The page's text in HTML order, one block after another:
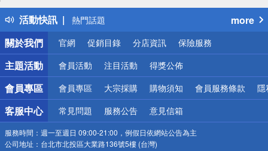
活動快訊
得獎公告
熱門話題
銀行優惠
偏遠地區配送
詐騙網頁！請小心！
more
關於我們
官網 促銷目錄 分店資訊 保險服務
主題活動 會員活動 注目活動 得獎公佈
會員專區 會員專區 大宗採購 購物須知 會員服務條款 隱
客服中心 常見問題 服務公告 意見信箱
服務時間： 週一至週日 09:00-21:00，例假日依網站公告為主
公司地址： 台北市北投區大業路136號5樓 (台灣)